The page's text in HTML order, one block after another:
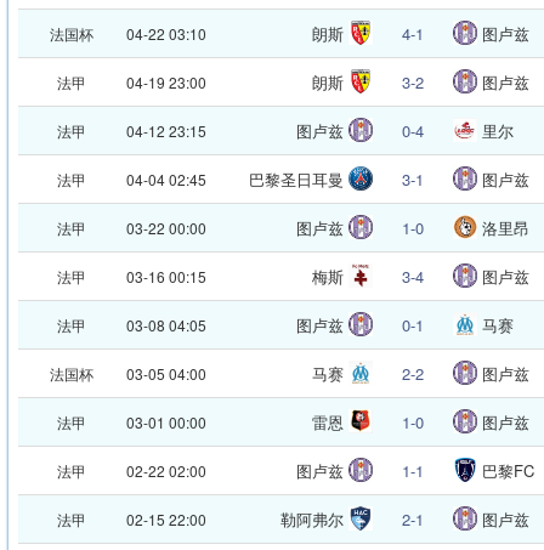
法国杯 04-22 03:10 朗斯 4-1 图卢兹
法甲 04-19 23:00 朗斯 3-2 图卢兹
法甲 04-12 23:15 图卢兹 0-4 里尔
法甲 04-04 02:45 巴黎圣日耳曼 3-1 图卢兹
法甲 03-22 00:00 图卢兹 1-0 洛里昂
法甲 03-16 00:15 梅斯 3-4 图卢兹
法甲 03-08 04:05 图卢兹 0-1 马赛
法国杯 03-05 04:00 马赛 2-2 图卢兹
法甲 03-01 00:00 雷恩 1-0 图卢兹
法甲 02-22 02:00 图卢兹 1-1 巴黎FC
法甲 02-15 22:00 勒阿弗尔 2-1 图卢兹